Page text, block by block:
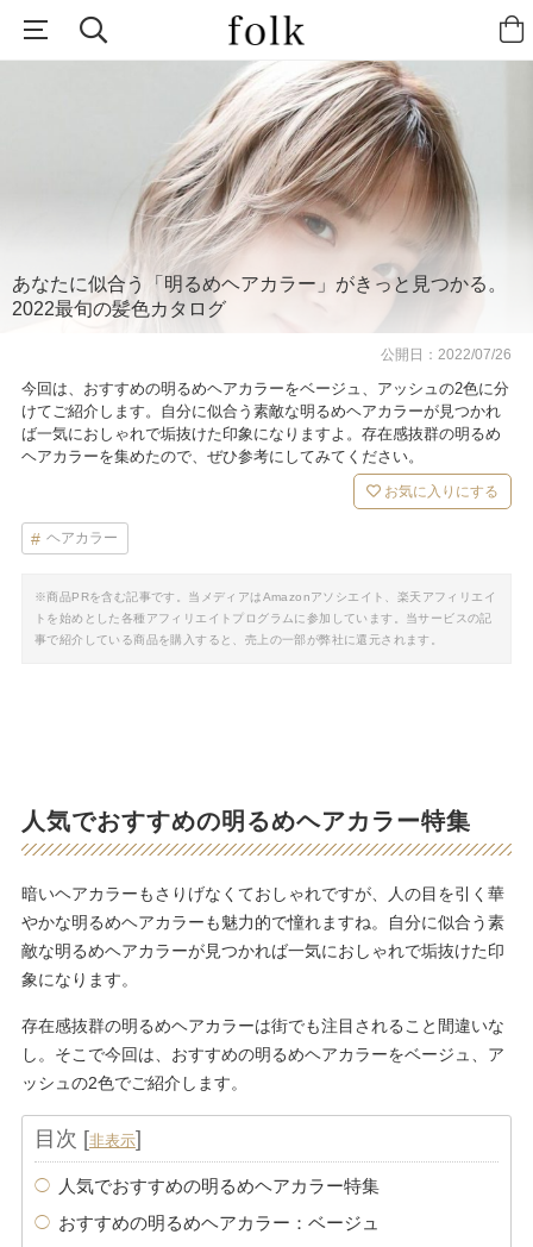
あなたに似合う「明るめヘアカラー」がきっと見つかる。
2022最旬の髪色カタログ
公開日：2022/07/26
今回は、おすすめの明るめヘアカラーをベージュ、アッシュの2色に分
けてご紹介します。自分に似合う素敵な明るめヘアカラーが見つかれ
ば一気におしゃれで垢抜けた印象になりますよ。存在感抜群の明るめ
ヘアカラーを集めたので、ぜひ参考にしてみてください。
お気に入りにする
ヘアカラー
※商品PRを含む記事です。当メディアはAmazonアソシエイト、楽天アフィリエイ
トを始めとした各種アフィリエイトプログラムに参加しています。当サービスの記
事で紹介している商品を購入すると、売上の一部が弊社に還元されます。
人気でおすすめの明るめヘアカラー特集
暗いヘアカラーもさりげなくておしゃれですが、人の目を引く華
やかな明るめヘアカラーも魅力的で憧れますね。自分に似合う素
敵な明るめヘアカラーが見つかれば一気におしゃれで垢抜けた印
象になります。
存在感抜群の明るめヘアカラーは街でも注目されること間違いな
し。そこで今回は、おすすめの明るめヘアカラーをベージュ、ア
ッシュの2色でご紹介します。
目次 [非表示]
人気でおすすめの明るめヘアカラー特集
おすすめの明るめヘアカラー：ベージュ